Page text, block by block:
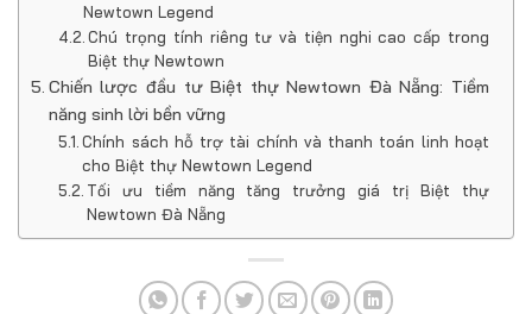
Newtown Legend
Chú trọng tính riêng tư và tiện nghi cao cấp trong
Biệt thự Newtown
Chiến lược đầu tư Biệt thự Newtown Đà Nẵng: Tiềm
năng sinh lời bền vững
Chính sách hỗ trợ tài chính và thanh toán linh hoạt
cho Biệt thự Newtown Legend
Tối ưu tiềm năng tăng trưởng giá trị Biệt thự
Newtown Đà Nẵng